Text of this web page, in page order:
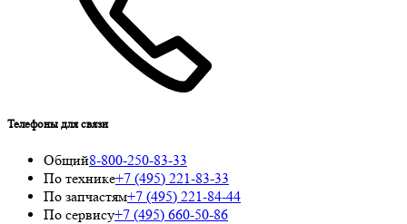
Телефоны для связи
Общий8-800-250-83-33
По технике+7 (495) 221-83-33
По запчастям+7 (495) 221-84-44
По сервису+7 (495) 660-50-86